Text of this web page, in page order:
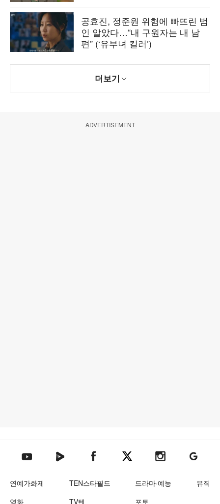
공효진, 정준원 위험에 빠뜨린 범
인 알았다…“내 구원자는 내 남
편” (‘유부녀 킬러’)
더보기
ADVERTISEMENT
텐아시아 유튜브텐아시아 네이버TV텐아시아 페이스북텐아시아 엑스텐아시아 인스타그램
텐아시아
연예가화제 TEN스타필드 드라마·예능
뮤직
영화
TV텐 포토